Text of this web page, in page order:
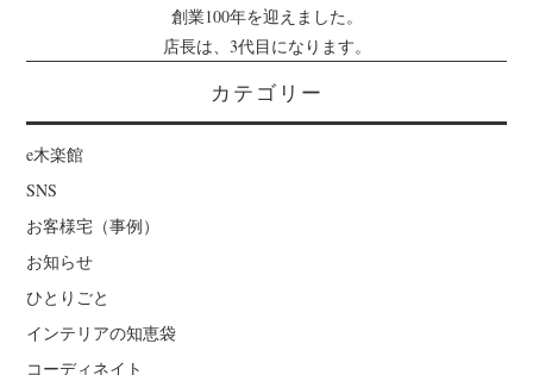
創業100年を迎えました。
店長は、3代目になります。
カテゴリー
e木楽館
SNS
お客様宅（事例）
お知らせ
ひとりごと
インテリアの知恵袋
コーディネイト